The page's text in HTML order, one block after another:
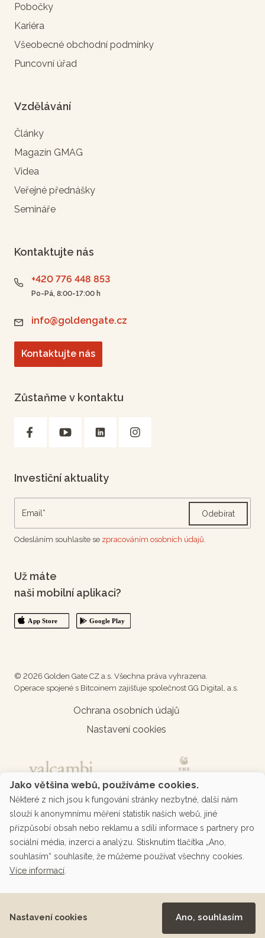
Pobočky
Kariéra
Všeobecné obchodní podmínky
Puncovní úřad
Vzdělávání
Články
Magazín GMAG
Videa
Veřejné přednášky
Semináře
Kontaktujte nás
+420 776 448 853
Po-Pá, 8:00-17:00 h
info@goldengate.cz
Kontaktujte nás
Zůstaňme v kontaktu
Investiční aktuality
Odebírat
Odesláním souhlasíte se zpracováním osobních údajů.
Už máte
naši mobilní aplikaci?
© 2026 Golden Gate CZ a.s. Všechna práva vyhrazena.
Operace spojené s Bitcoinem zajišťuje společnost GG Digital, a.s.
Ochrana osobních údajů
Nastavení cookies
Podporované platby přes platební bránu
Jako většina webů, používáme cookies.
Některé z nich jsou k fungování stránky nezbytné, další nám
slouží k anonymnímu měření statistik našich webů, jiné
přizpůsobí obsah nebo reklamu a sdílí informace s partnery pro
sociální média, inzerci a analýzu. Stisknutím tlačítka „Ano,
souhlasím“ souhlasíte, že můžeme používat všechny cookies.
Více informací
Nastavení cookies Ano, souhlasím